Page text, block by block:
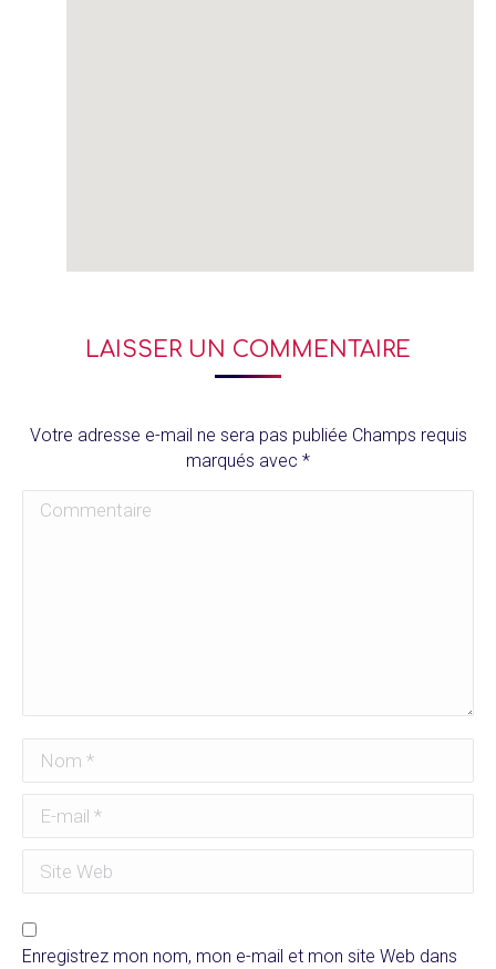
LAISSER UN COMMENTAIRE
Votre adresse e-mail ne sera pas publiée Champs requis
marqués avec *
Commentaire
Nom *
E-mail *
Site Web
Enregistrez mon nom, mon e-mail et mon site Web dans